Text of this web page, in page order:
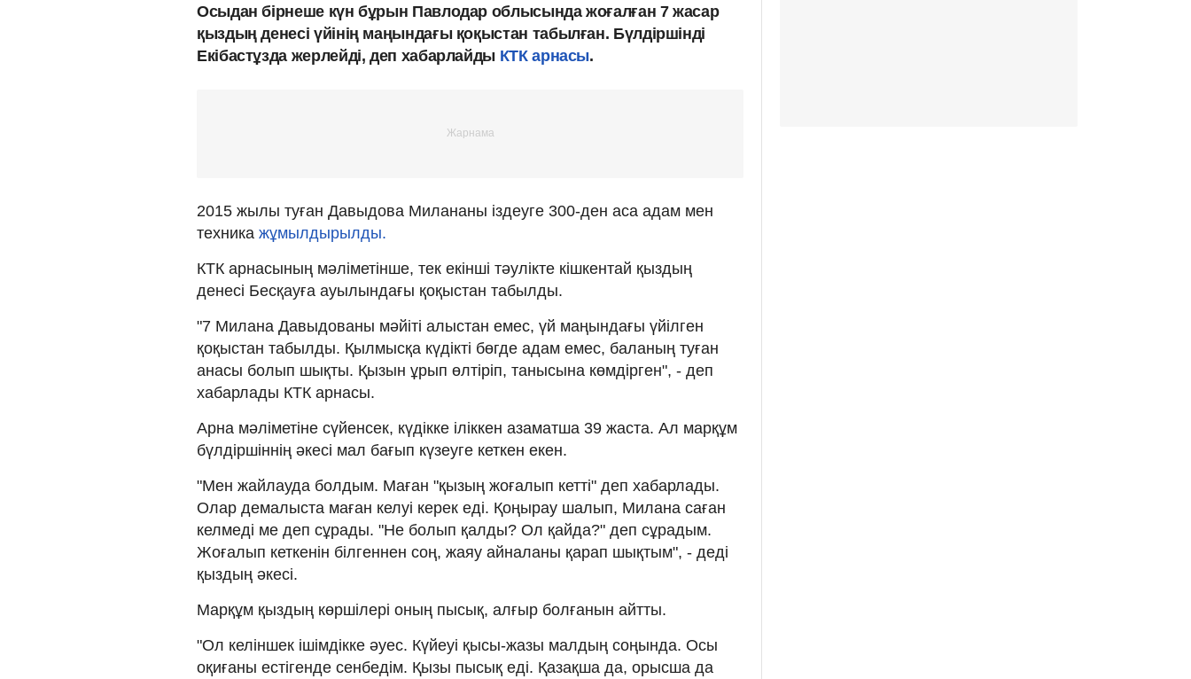
Осыдан бірнеше күн бұрын Павлодар облысында жоғалған 7 жасар
қыздың денесі үйінің маңындағы қоқыстан табылған. Бүлдіршінді
Екібастұзда жерлейді, деп хабарлайды КТК арнасы.
2015 жылы туған Давыдова Милананы іздеуге 300-ден аса адам мен
техника жұмылдырылды.
КТК арнасының мәліметінше, тек екінші тәулікте кішкентай қыздың
денесі Бесқауға ауылындағы қоқыстан табылды.
"7 Милана Давыдованы мәйіті алыстан емес, үй маңындағы үйілген
қоқыстан табылды. Қылмысқа күдікті бөгде адам емес, баланың туған
анасы болып шықты. Қызын ұрып өлтіріп, танысына көмдірген", - деп
хабарлады КТК арнасы.
Арна мәліметіне сүйенсек, күдікке іліккен азаматша 39 жаста. Ал марқұм
бүлдіршіннің әкесі мал бағып күзеуге кеткен екен.
"Мен жайлауда болдым. Маған "қызың жоғалып кетті" деп хабарлады.
Олар демалыста маған келуі керек еді. Қоңырау шалып, Милана саған
келмеді ме деп сұрады. "Не болып қалды? Ол қайда?" деп сұрадым.
Жоғалып кеткенін білгеннен соң, жаяу айналаны қарап шықтым", - деді
қыздың әкесі.
Марқұм қыздың көршілері оның пысық, алғыр болғанын айтты.
"Ол келіншек ішімдікке әуес. Күйеуі қысы-жазы малдың соңында. Осы
оқиғаны естігенде сенбедім. Қызы пысық еді. Қазақша да, орысша да